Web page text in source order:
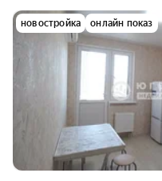
новостройка онлайн показ